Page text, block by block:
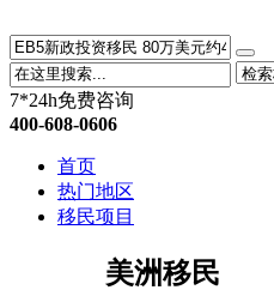
7*24h免费咨询
400-608-0606
首页
热门地区
移民项目
美洲移民